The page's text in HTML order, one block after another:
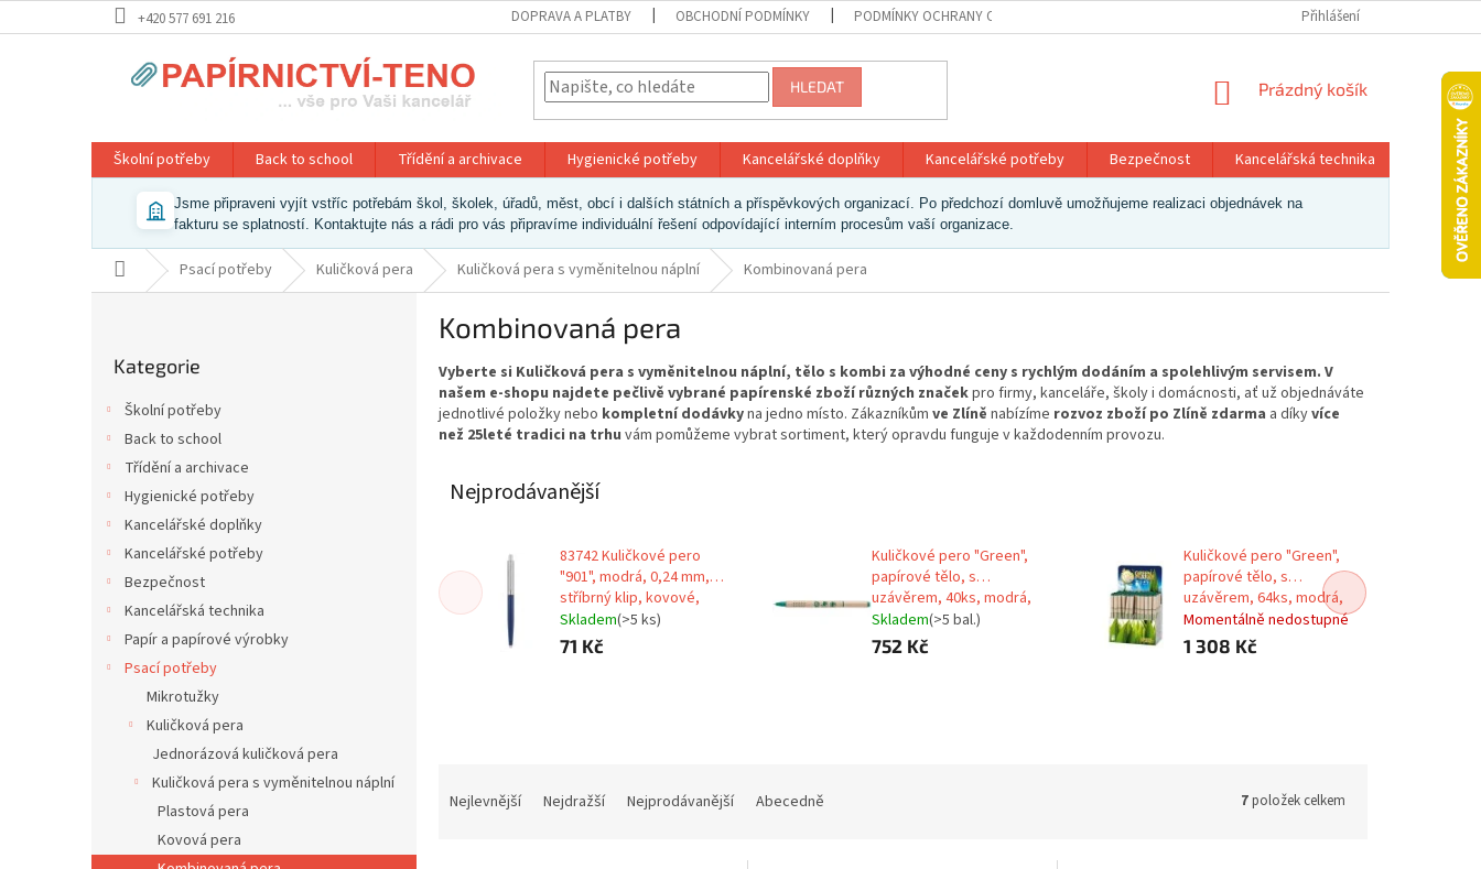
na
+420 577 691 216 DOPRAVA A PLATBY OBCHODNÍ PODMÍNKY PODMÍNKY OCHRANY OSOBNÍCH ÚDAJŮ Přihlášení
HLEDAT
NÁKUPNÍ
Prázdný košík
Školní potřeby Back to school Třídění a archivace Hygienické potřeby Kancelářské doplňky Kancelářské potřeby Bezpečnost Kancelářská technika Papír a
Jsme připraveni vyjít vstříc potřebám škol, školek, úřadů, měst, obcí i dalších státních a příspěvkových organizací. Po předchozí domluvě umožňujeme realizaci objednávek na
fakturu se splatností. Kontaktujte nás a rádi pro vás připravíme individuální řešení odpovídající interním procesům vaší organizace.
Domů Psací potřeby Kuličková pera Kuličková pera s vyměnitelnou náplní Kombinovaná pera
kategorie
Kategorie
Školní potřeby
Back to school
Třídění a archivace
Hygienické potřeby
Kancelářské doplňky
Kancelářské potřeby
Bezpečnost
Kancelářská technika
Papír a papírové výrobky
Psací potřeby
Mikrotužky
Kuličková pera
Jednorázová kuličková pera
Kuličková pera s vyměnitelnou náplní
Plastová pera
Kovová pera
Kombinovaná pera
Vyberte si Kuličková pera s vyměnitelnou náplní, tělo s kombi za výhodné ceny s rychlým dodáním a spolehlivým servisem. V
našem e-shopu najdete pečlivě vybrané papírenské zboží různých značekpro firmy, kanceláře, školy i domácnosti, ať už objednáváte
jednotlivé položky nebo kompletní dodávkyna jedno místo. Zákazníkům ve Zlíně nabízíme rozvoz zboží po Zlíně zdarma a díkyvíce
než 25leté tradici na trhu vám pomůžeme vybrat sortiment, který opravdu funguje v každodenním provozu.
Nejprodávanější
83742 Kuličkové pero
"901", modrá, 0,24 mm,
stříbrný klip, kovové,
modré tělo, ZEBRA
Skladem(>5 ks)
71 Kč
Kuličkové pero "Green",
papírové tělo, s
uzávěrem, 40ks, modrá,
ICO
Skladem(>5 bal.)
752 Kč
Kuličkové pero "Green",
papírové tělo, s
uzávěrem, 64ks, modrá,
ICO
Momentálně nedostupné
1 308 Kč
Nejlevnější Nejdražší Nejprodávanější Abecedně 7položek celkem